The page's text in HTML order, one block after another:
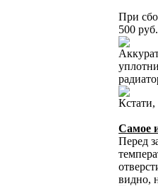
При
500 руб.
Самое
Перед
видно,